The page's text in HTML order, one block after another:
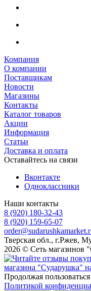
Компания
О компании
Поставщикам
Новости
Магазины
Контакты
Каталог товаров
Акции
Информация
Статьи
Доставка и оплата
Оставайтесь на связи
Вконтакте
Одноклассники
Наши контакты
8 (920) 180-32-43
8 (920) 159-65-07
Тверская обл., г.Ржев,
2026 © Сеть магазинов
Продолжая
Политикой